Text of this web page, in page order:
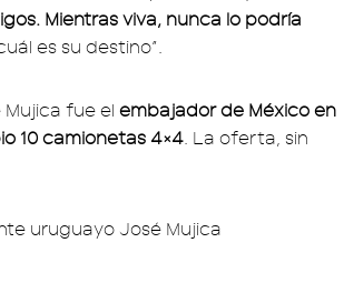
Mientras viva, nunca lo podría
es su destino”.
fue el embajador de México en
10 camionetas 4×4. La oferta, sin